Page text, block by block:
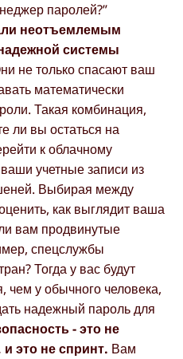
паролей?”
неотъемлемым
системы
не только спасают ваш
математически
Такая комбинация,
ли вы остаться на
к облачному
учетные записи из
Выбирая между
как выглядит ваша
вам продвинутые
спецслужбы
Тогда у вас будут
чем у обычного человека,
надежный пароль для
- это не
это не спринт. Вам